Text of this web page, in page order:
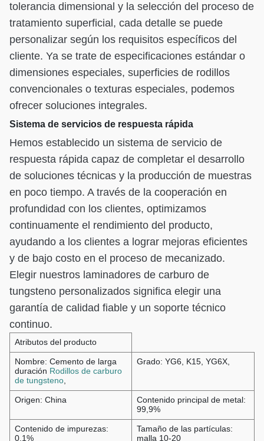
tolerancia dimensional y la selección del proceso de
tratamiento superficial, cada detalle se puede
personalizar según los requisitos específicos del
cliente. Ya se trate de especificaciones estándar o
dimensiones especiales, superficies de rodillos
convencionales o texturas especiales, podemos
ofrecer soluciones integrales.
Sistema de servicios de respuesta rápida
Hemos establecido un sistema de servicio de
respuesta rápida capaz de completar el desarrollo
de soluciones técnicas y la producción de muestras
en poco tiempo. A través de la cooperación en
profundidad con los clientes, optimizamos
continuamente el rendimiento del producto,
ayudando a los clientes a lograr mejoras eficientes
y de bajo costo en el proceso de mecanizado.
Elegir nuestros laminadores de carburo de
tungsteno personalizados significa elegir una
garantía de calidad fiable y un soporte técnico
continuo.
Atributos del producto
Nombre: Cemento de larga
duración Rodillos de carburo
de tungsteno,
Grado: YG6, K15, YG6X,
Origen: China
Contenido principal de metal:
99,9%
Contenido de impurezas:
0,1%
Tamaño de las partículas:
malla 10-20